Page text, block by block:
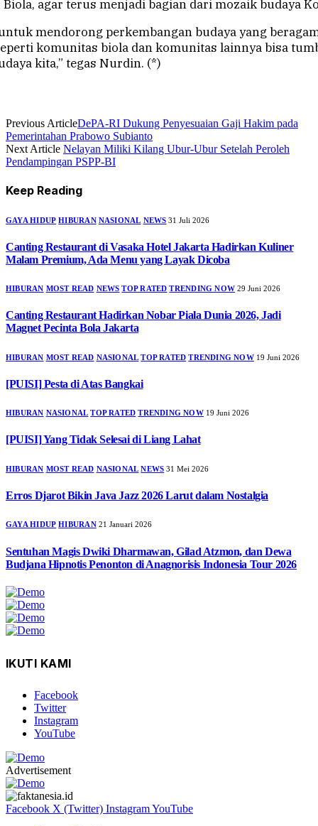
agar terus menjadi bagian dari mozaik budaya
mendorong perkembangan budaya yang
komunitas biola dan komunitas lainnya bisa
kita,” tegas Nurdin. (*)
Previous ArticleDePA-RI Dukung Penyesuaian Gaji Hakim pada
Pemerintahan Prabowo Subianto
Next Article Nelayan Miliki Kilang Ubur-Ubur Setelah Peroleh
Pendampingan PSPP-BI
Keep Reading
GAYA HIDUP HIBURAN NASIONAL NEWS 31 Juli 2026
Canting Restaurant di Vasaka Hotel Jakarta Hadirkan Kuliner
Malam Premium, Ada Menu yang Layak Dicoba
HIBURAN MOST READ NEWS TOP RATED TRENDING NOW 29 Juni 2026
Canting Restaurant Hadirkan Nobar Piala Dunia 2026, Jadi
Magnet Pecinta Bola Jakarta
HIBURAN MOST READ NASIONAL TOP RATED TRENDING NOW 19 Juni 2026
[PUISI] Pesta di Atas Bangkai
HIBURAN NASIONAL TOP RATED TRENDING NOW 19 Juni 2026
[PUISI] Yang Tidak Selesai di Liang Lahat
HIBURAN MOST READ NASIONAL NEWS 31 Mei 2026
Erros Djarot Bikin Java Jazz 2026 Larut dalam Nostalgia
GAYA HIDUP HIBURAN 21 Januari 2026
Sentuhan Magis Dwiki Dharmawan, Gilad Atzmon, dan Dewa
Budjana Hipnotis Penonton di Anagnorisis Indonesia Tour 2026
IKUTI KAMI
Facebook
Twitter
Instagram
YouTube
Advertisement
Facebook X (Twitter) InstagramYouTube